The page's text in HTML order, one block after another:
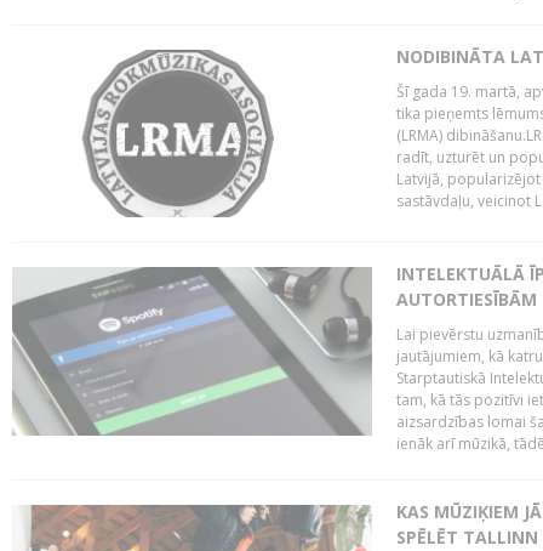
NODIBINĀTA
Šī gada 19. martā,
tika pieņemts
(LRMA)
radīt, uzturēt un
Latvijā,
sastāvdaļu, veicinot
INTELEKTUĀLĀ
Lai pievērstu
jautājumiem, kā
Starptautiskā
tam, kā tās pozitīvi
aizsardzības lomai
ienāk arī mūzikā,
KAS MŪZIĶIEM
SPĒLĒT TALLINN